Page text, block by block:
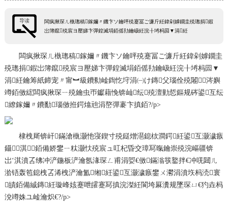
导读
闆疯揪琛ㄦ槸璁稿鎵嬭〃鐖卞ソ鑰呯殑蹇冨ご濂斤紝鍏剁嫭鐗圭殑璁捐鍜
岀簿鑹殑宸ヨ壓娣卞彈鍠滅埍銆傜劧鑰岋紝浣╂埓杩囩▼涓紝
闆疯揪琛ㄦ槸璁稿鎵嬭〃鐖卞ソ鑰呯殑蹇冨ご濂斤紝鍏剁嫭鐗圭
殑璁捐鍜岀簿鑹殑宸ヨ壓娣卞彈鍠滅埍銆傜劧鑰岋紝浣╂埓杩囩▼
涓紝鑰筹紙鍗宠〃甯︼級鐨勬崯鍧忔垨涓㈠け鏄父瑙佺殑闂涔嬩
竴銆傚綋闆疯揪琛ㄧ殑鑰虫帀钀藉悗锛屾纭殑澶勭悊鏂规硶鍙互纭
繚鎵嬭〃鐨勫瑙傚拰鍔熻兘涓嶅彈褰卞搷銆?/p>
棣栧厛锛屽鏋滄槸灏忚寖鍥寸殑鎹熷潖鎴栨澗鍔紝鍙互灏濊瘯
鑷淇銆備娇鐢ㄧ粏灏忕殑宸ュ叿杞昏交璋冩暣鑰崇殑浣嶇疆锛
岀‘淇濆叾绋冲浐鍦板浐瀹氬湪琛ㄥ甫涓娿€傚鏋滃彂鐜拌€冲唴閮ㄦ
湁铻轰笣鎴栧叾浠栧浐瀹氳缃紝鍙互灏濊瘯鐢ㄨ灪涓濆垁杩涜寰
皟銆備絾鏄紝璇峰姟蹇呭皬蹇冩搷浣滐紝閬垮厤瀵规墜琛ㄩ€犳垚杩
涗竴姝ユ崯瀹炽€?/p>